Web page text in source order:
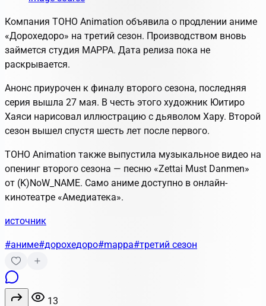
Компания TOHO Animation объявила о продлении аниме
«Дорохедоро» на третий сезон. Производством вновь
займется студия MAPPA. Дата релиза пока не
раскрывается.
Анонс приурочен к финалу второго сезона, последняя
серия вышла 27 мая. В честь этого художник Юитиро
Хаяси нарисовал иллюстрацию с дьяволом Хару. Второй
сезон вышел спустя шесть лет после первого.
TOHO Animation также выпустила музыкальное видео на
опенинг второго сезона — песню «Zettai Must Danmen»
от (K)NoW_NAME. Само аниме доступно в онлайн-
кинотеатре «Амедиатека».
источник
#аниме#дорохедоро#mappa#третий сезон
13